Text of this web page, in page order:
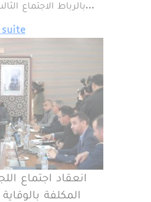
بالرباط الاجتماع الثالث للجنة التوجيهية الخاصة…
suite
انعقاد اجتماع
المكلفة